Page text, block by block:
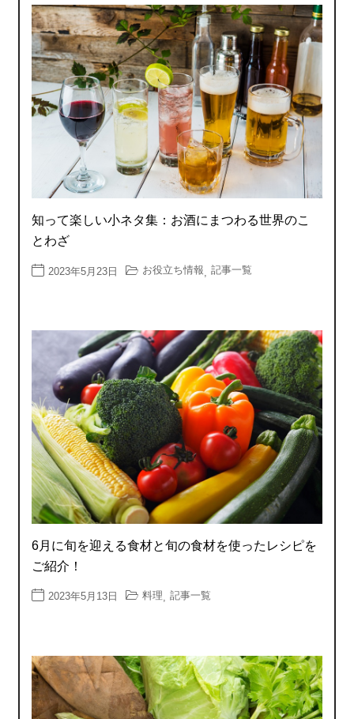
知って楽しい小ネタ集：お酒にまつわる世界のこ
とわざ
2023年5月23日 お役立ち情報 記事一覧
6月に旬を迎える食材と旬の食材を使ったレシピを
ご紹介！
2023年5月13日 料理, 記事一覧